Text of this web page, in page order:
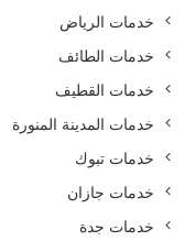
خدمات الرياض
خدمات الطائف
خدمات القطيف
خدمات المدينة المنورة
خدمات تبوك
خدمات جازان
خدمات جدة